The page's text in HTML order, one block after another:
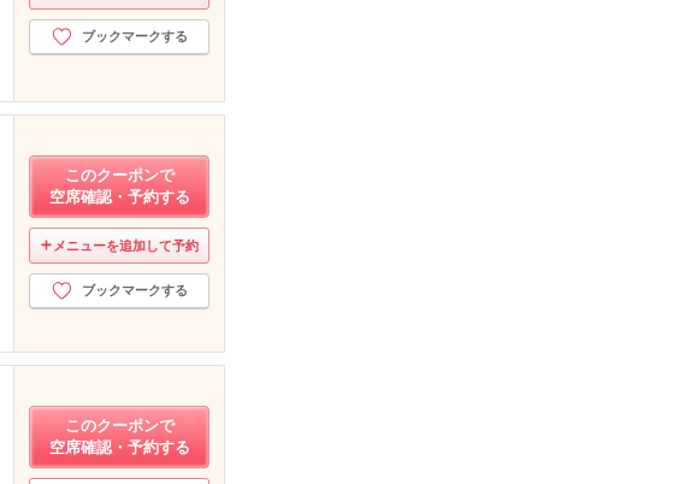
ブックマークする
このクーポンで
空席確認・予約する
メニューを追加して予約
ブックマークする
このクーポンで
空席確認・予約する